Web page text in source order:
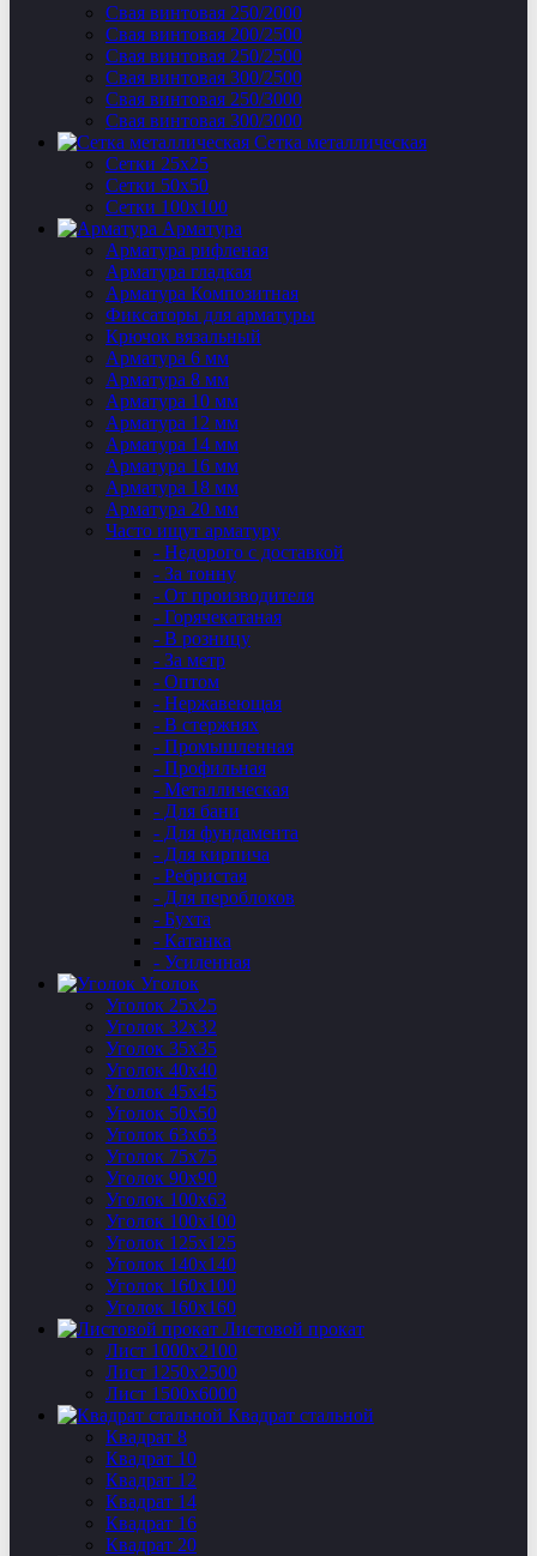
Свая винтовая 250/2000
Свая винтовая 200/2500
Свая винтовая 250/2500
Свая винтовая 300/2500
Свая винтовая 250/3000
Свая винтовая 300/3000
Сетка металлическая
Сетки 25х25
Сетки 50х50
Сетки 100х100
Арматура
Арматура рифленая
Арматура гладкая
Арматура Композитная
Фиксаторы для арматуры
Крючок вязальный
Арматура 6 мм
Арматура 8 мм
Арматура 10 мм
Арматура 12 мм
Арматура 14 мм
Арматура 16 мм
Арматура 18 мм
Арматура 20 мм
Часто ищут арматуру
- Недорого с доставкой
- За тонну
- От производителя
- Горячекатаная
- В розницу
- За метр
- Оптом
- Нержавеющая
- В стержнях
- Промышленная
- Профильная
- Металлическая
- Для бани
- Для фундамента
- Для кирпича
- Ребристая
- Для пероблоков
- Бухта
- Катанка
- Усиленная
Уголок
Уголок 25х25
Уголок 32х32
Уголок 35х35
Уголок 40х40
Уголок 45х45
Уголок 50х50
Уголок 63х63
Уголок 75х75
Уголок 90х90
Уголок 100х63
Уголок 100х100
Уголок 125х125
Уголок 140х140
Уголок 160х100
Уголок 160х160
Листовой прокат
Лист 1000х2100
Лист 1250х2500
Лист 1500х6000
Квадрат стальной
Квадрат 8
Квадрат 10
Квадрат 12
Квадрат 14
Квадрат 16
Квадрат 20